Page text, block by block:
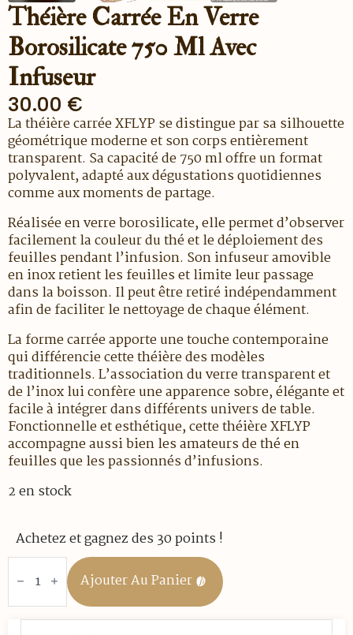
Théière Carrée En Verre
Borosilicate 750 Ml Avec
Infuseur
30.00 €
La théière carrée XFLYP se distingue par sa silhouette
géométrique moderne et son corps entièrement
transparent. Sa capacité de 750 ml offre un format
polyvalent, adapté aux dégustations quotidiennes
comme aux moments de partage.
Réalisée en verre borosilicate, elle permet d’observer
facilement la couleur du thé et le déploiement des
feuilles pendant l’infusion. Son infuseur amovible
en inox retient les feuilles et limite leur passage
dans la boisson. Il peut être retiré indépendamment
afin de faciliter le nettoyage de chaque élément.
La forme carrée apporte une touche contemporaine
qui différencie cette théière des modèles
traditionnels. L’association du verre transparent et
de l’inox lui confère une apparence sobre, élégante et
facile à intégrer dans différents univers de table.
Fonctionnelle et esthétique, cette théière XFLYP
accompagne aussi bien les amateurs de thé en
feuilles que les passionnés d’infusions.
2 en stock
Achetez et gagnez des 30 points !
quantité
Théière
en
verre
Ajouter Au Panier